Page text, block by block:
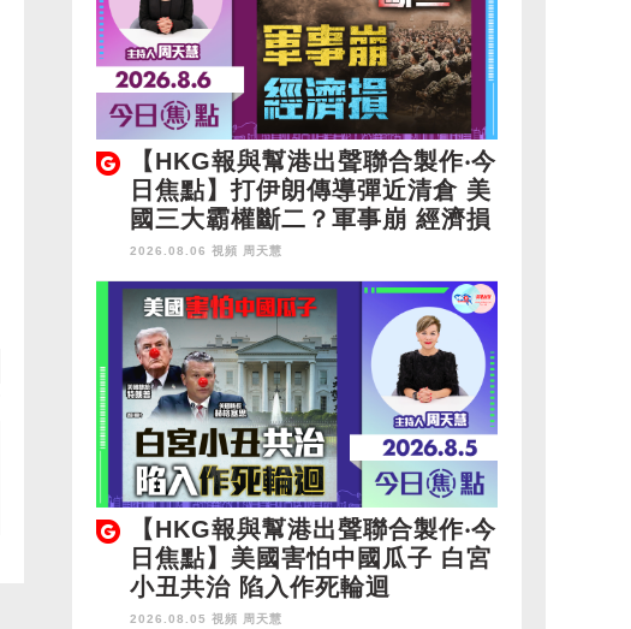
【HKG報與幫港出聲聯合製作‧今
日焦點】打伊朗傳導彈近清倉 美
國三大霸權斷二？軍事崩 經濟損
2026.08.06 視頻 周天慧
【HKG報與幫港出聲聯合製作‧今
日焦點】美國害怕中國瓜子 白宮
小丑共治 陷入作死輪迴
2026.08.05 視頻 周天慧